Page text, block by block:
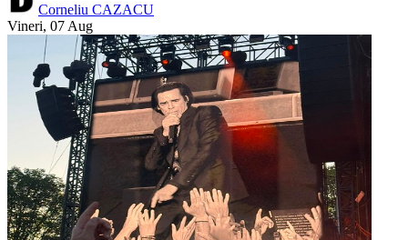
Corneliu CAZACU
Vineri, 07 Aug